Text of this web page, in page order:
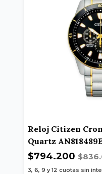
Reloj Citizen
Quartz AN818489E
$794.200
3, 6, 9 y 12 cuotas sin